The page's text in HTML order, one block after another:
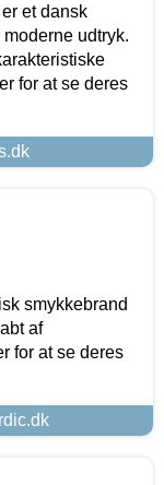
et dansk
udtryk.
for at se deres
smykkebrand
af
for at se deres